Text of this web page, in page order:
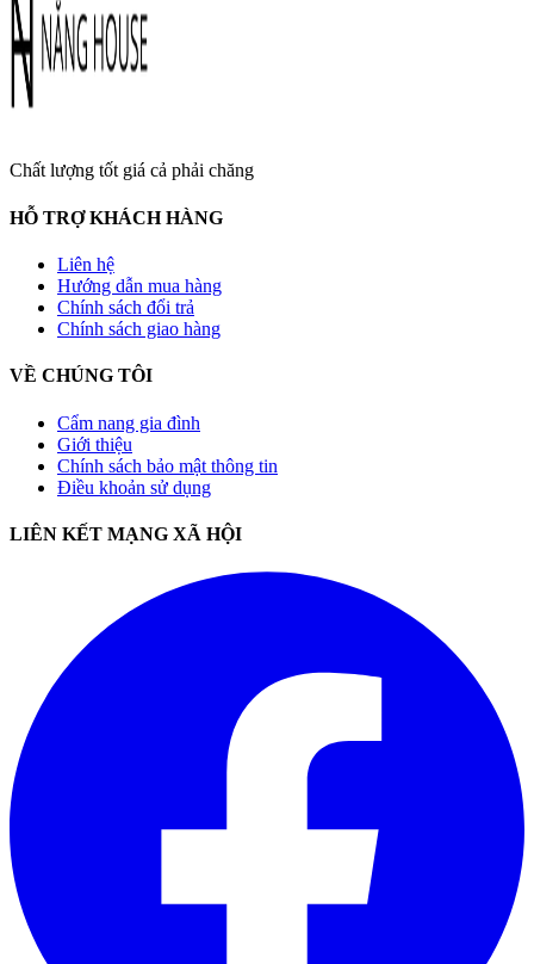
Chất lượng tốt giá cả phải chăng
HỖ TRỢ KHÁCH HÀNG
Liên hệ
Hướng dẫn mua hàng
Chính sách đổi trả
Chính sách giao hàng
VỀ CHÚNG TÔI
Cẩm nang gia đình
Giới thiệu
Chính sách bảo mật thông tin
Điều khoản sử dụng
LIÊN KẾT MẠNG XÃ HỘI